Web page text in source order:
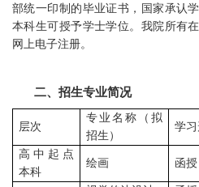
部统一印制的毕业证书，国家承认
本科生可授予学士学位。我院所有
网上电子注册。
二、招生专业简况
层次
专业名称（拟
招生）
学
高中起点
本科
绘画 函授